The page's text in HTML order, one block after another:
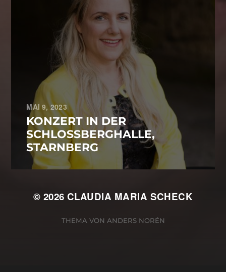
MAI 9, 2023
KONZERT IN DER
SCHLOSSBERGHALLE,
STARNBERG
© 2026 CLAUDIA MARIA SCHECK
THEMA VON ANDERS NORÉN